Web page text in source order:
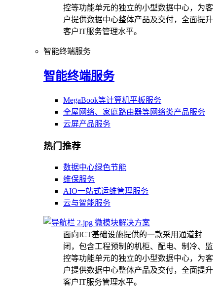
控等功能单元的独立的小型数据中心，为客
户提供数据中心整体产品及交付，全面提升
客户IT服务管理水平。
智能终端服务
智能终端服务
MegaBook等计算机平板服务
全屋网络、家庭路由器等网络类产品服务
云屏产品服务
热门推荐
数据中心绿色节能
维保服务
AIO一站式运维管理服务
云与智能服务
微模块解决方案
面向ICT基础设施提供的一款采用通道封
闭，包含工程预制的机柜、配电、制冷、监
控等功能单元的独立的小型数据中心，为客
户提供数据中心整体产品及交付，全面提升
客户IT服务管理水平。